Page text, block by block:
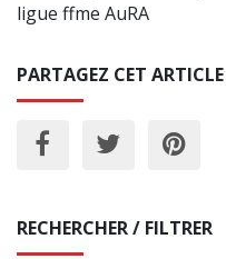
ligue ffme AuRA
PARTAGEZ CET ARTICLE
RECHERCHER / FILTRER